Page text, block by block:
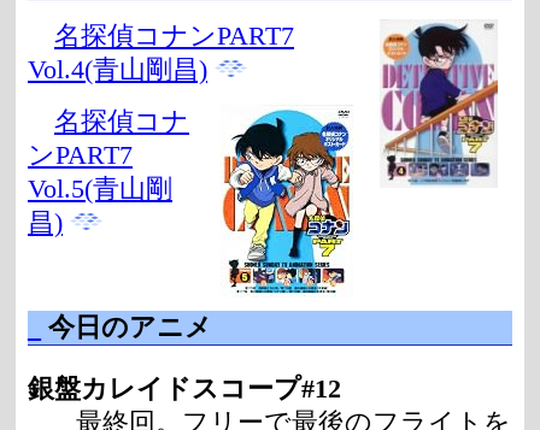
名探偵コナンPART7
Vol.4(青山剛昌)
名探偵コナ
ンPART7
Vol.5(青山剛
昌)
今日のアニメ
銀盤カレイドスコープ#12
最終回。フリーで最後のフライトを